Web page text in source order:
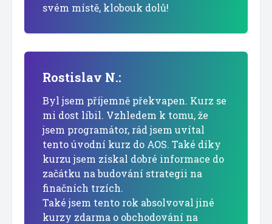
svém místě, klobouk dolů!
Rostislav N.:
Byl jsem příjemně překvapen. Kurz se
mi dost líbil. Vzhledem k tomu, že
jsem programátor, rád jsem uvítal
tento úvodní kurz do AOS. Také díky
kurzu jsem získal dobré informace do
začátku na budování strategii na
finačních trzích.
Také jsem tento rok absolvoval jiné
kurzy zdarma o obchodování na